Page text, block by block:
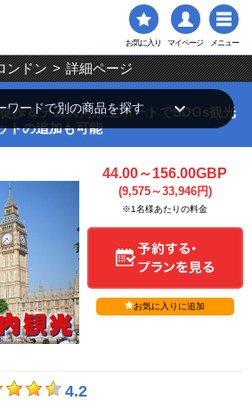
お気に入り マイページ メニュー
ンドン > 詳細ページ
歩＆テムズ河水上ボートでSDGs観光
トの追加も可能
44.00～156.00GBP
(9,575～33,946円)
※1名様あたりの料金
お気に入りに追加
4.2
ワードで別の商品を探すkeyboard_arrow_down